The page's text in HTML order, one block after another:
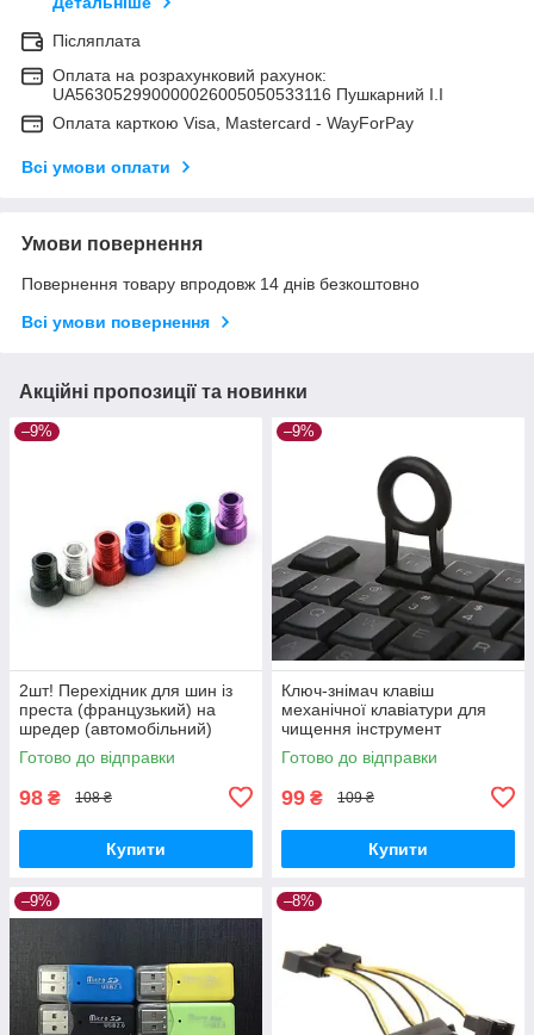
Післяплата
Оплата на розрахунковий рахунок:
UA563052990000026005050533116 Пушкарний І.І
Оплата карткою Visa, Mastercard - WayForPay
Всі умови оплати
Умови повернення
Повернення товару впродовж 14 днів безкоштовно
Всі умови повернення
Акційні пропозиції та новинки
–9%
2шт! Перехідник для шин із
преста (французький) на
шредер (автомобільний)
Готово до відправки
98 ₴ 108 ₴
Купити
–9%
Ключ-знімач клавіш
механічної клавіатури для
чищення інструмент
Готово до відправки
99 ₴ 109 ₴
Купити
–9% –8%